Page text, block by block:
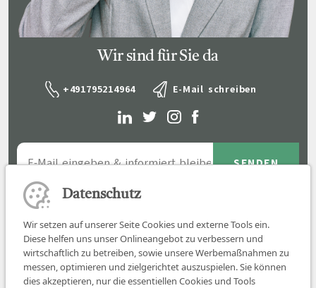
Wir sind für Sie da
+491795214964 E-Mail schreiben
Datenschutz
Wir setzen auf unserer Seite Cookies und externe Tools ein.
Diese helfen uns unser Onlineangebot zu verbessern und
wirtschaftlich zu betreiben, sowie unsere Werbemaßnahmen zu
messen, optimieren und zielgerichtet auszuspielen. Sie können
dies akzeptieren, nur die essentiellen Cookies und Tools